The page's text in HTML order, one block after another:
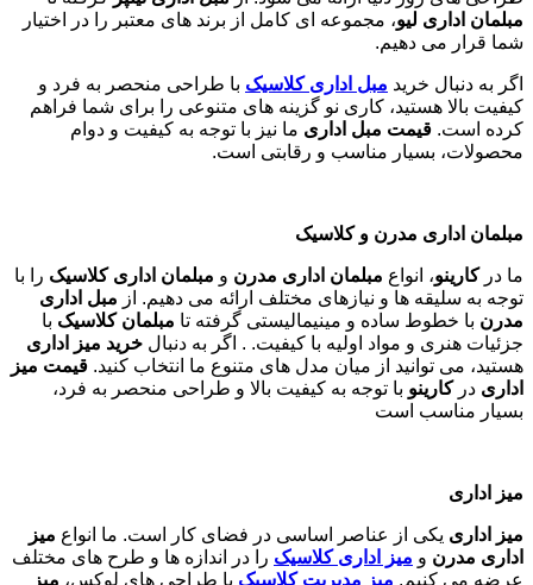
مبلمان اداری لیو، مجموعه ای کامل از برند های معتبر را در اختیار
شما قرار می دهیم.
اگر به دنبال خرید مبل اداری کلاسیک با طراحی منحصر به فرد و
کیفیت بالا هستید، کاری نو گزینه های متنوعی را برای شما فراهم
کرده است. قیمت مبل اداری ما نیز با توجه به کیفیت و دوام
محصولات، بسیار مناسب و رقابتی است.
مبلمان اداری مدرن و کلاسیک
ما درکارینو، انواع مبلمان اداری مدرن و مبلمان اداری کلاسیک را با
توجه به سلیقه ها و نیازهای مختلف ارائه می دهیم. از مبل اداری
مدرن با خطوط ساده و مینیمالیستی گرفته تا مبلمان کلاسیک با
جزئیات هنری و مواد اولیه با کیفیت. . اگر به دنبال خرید میز اداری
هستید، می توانید از میان مدل های متنوع ما انتخاب کنید. قیمت میز
اداری درکارینو با توجه به کیفیت بالا و طراحی منحصر به فرد،
بسیار مناسب است
میز اداری
میز اداری یکی از عناصر اساسی در فضای کار است. ما انواع میز
اداری مدرن و میز اداری کلاسیک را در اندازه ها و طرح های مختلف
عرضه می کنیم. میز مدیریت کلاسیک با طراحی های لوکس، میز